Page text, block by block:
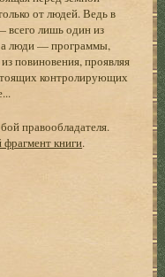
от людей. Ведь в
лишь один из
а люди — программы,
повиновения, проявляя
контролирующих
правообладателя.
книги.